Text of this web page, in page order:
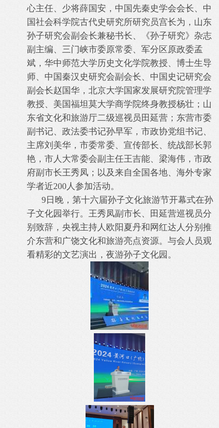
心主任、少将薛国安，中国先秦史学会会长、中
国社会科学院古代史研究所研究员宫长为，山东
孙子研究会副会长兼秘书长、《孙子研究》杂志
副主编、三门峡市委原常委、军分区原政委孟
斌，华中师范大学历史文化学院教授、博士生导
师、中国秦汉史研究会副会长、中国史记研究会
副会长赵国华，北京大学国家发展研究院管理学
教授、美国福坦莫大学商学院终身教授杨壮；山
东省文化和旅游厅二级巡视员田延营；东营市委
副书记、政法委书记孙早军，市政协党组书记、
主席刘美华，市委常委、宣传部长、统战部长郭
艳，市人大常委会副主任王吉能、梁海伟，市政
府副市长王秀凤；以及来自全国各地、海外专家
学者近200人参加活动。
9日晚，第十六届孙子文化旅游节开幕式在孙
子文化园举行。王秀凤副市长、田延营巡视员分
别致辞，央视主持人欧阳夏丹和网红达人分别推
介东营和广饶文化和旅游亮点资源。与会人员观
看精彩的文艺演出，夜游孙子文化园。